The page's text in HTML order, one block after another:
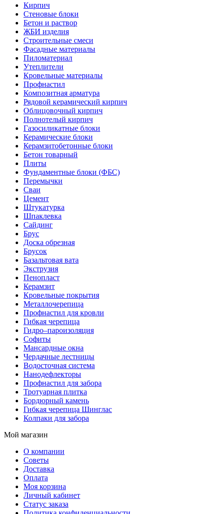
Кирпич
Стеновые блоки
Бетон и раствор
ЖБИ изделия
Строительные смеси
Фасадные материалы
Пиломатериал
Утеплители
Кровельные материалы
Профнастил
Композитная арматура
Рядовой керамический кирпич
Облицовочный кирпич
Полнотелый кирпич
Газосиликатные блоки
Керамические блоки
Керамзитобетонные блоки
Бетон товарный
Плиты
Фундаментные блоки (ФБС)
Перемычки
Сваи
Цемент
Штукатурка
Шпаклевка
Сайдинг
Брус
Доска обрезная
Брусок
Базальтовая вата
Экструзия
Пенопласт
Керамзит
Кровельные покрытия
Металлочерепица
Профнастил для кровли
Гибкая черепица
Гидро–пароизоляция
Софиты
Мансардные окна
Чердачные лестницы
Водосточная система
Нанодефлекторы
Профнастил для забора
Тротуарная плитка
Бордюрный камень
Гибкая черепица Шинглас
Колпаки для забора
Мой магазин
О компании
Советы
Доставка
Оплата
Моя корзина
Личный кабинет
Статус заказа